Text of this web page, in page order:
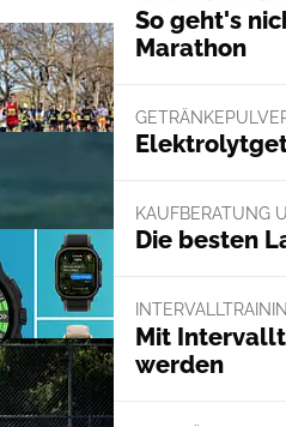
So geht's
Marathon
KAUFBERATUNG
Die besten
Mit
werden